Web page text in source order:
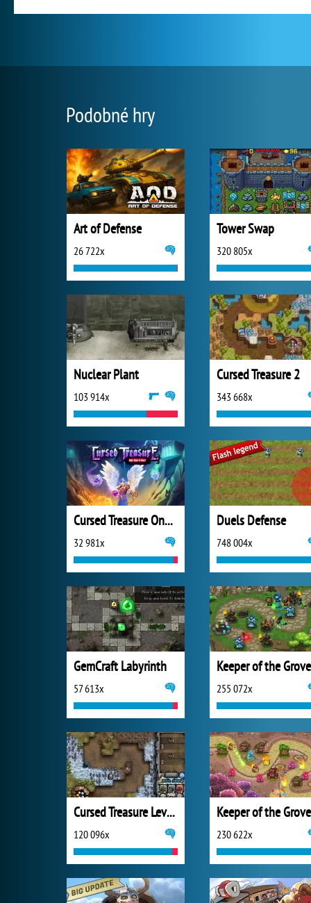
Podobné hry
Art of Defense
26 722x
Tower Swap
320 805x
Nuclear Plant
103 914x
Cursed Treasure 2
343 668x
Cursed Treasure One and Half
32 981x
Duels Defense
748 004x
GemCraft Labyrinth
57 613x
Keeper of the
255 072x
Cursed Treasure Level Pack
120 096x
Keeper of the
230 622x